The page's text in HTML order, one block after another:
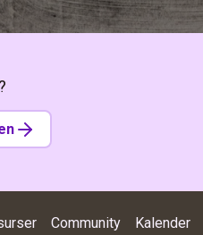
Community Kalender